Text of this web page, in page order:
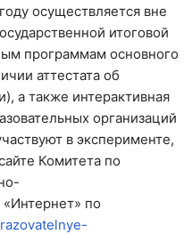
осуществляется вне
итоговой
программам основного
аттестата об
а также интерактивная
организаций
в эксперименте,
Комитета по
по